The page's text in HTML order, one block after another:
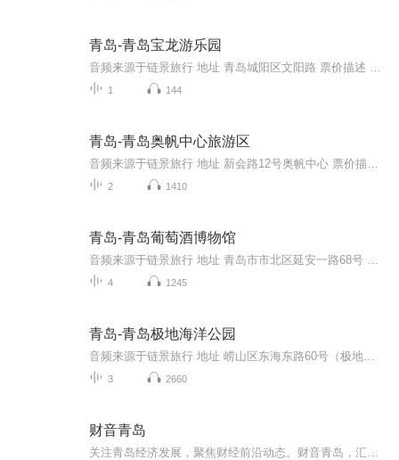
青岛-青岛宝龙游乐园
1 144
青岛-青岛奥帆中心旅游区
2 1410
青岛-青岛葡萄酒博物馆
4 1245
青岛-青岛极地海洋公园
3 2660
财音青岛